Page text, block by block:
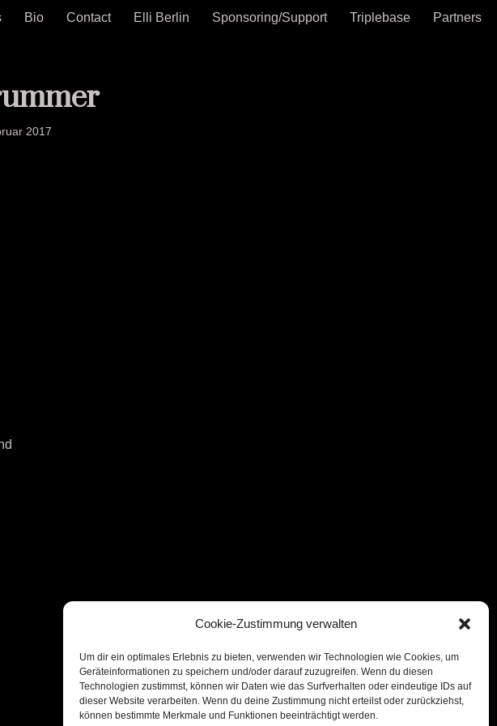
Cookie-Zustimmung verwalten
Um dir ein optimales Erlebnis zu bieten, verwenden wir Technologien wie Cookies, um
Geräteinformationen zu speichern und/oder darauf zuzugreifen. Wenn du diesen
Technologien zustimmst, können wir Daten wie das Surfverhalten oder eindeutige IDs auf
dieser Website verarbeiten. Wenn du deine Zustimmung nicht erteilst oder zurückziehst,
können bestimmte Merkmale und Funktionen beeinträchtigt werden.
Bio Contact Elli Berlin Sponsoring/Support Triplebase Partners
2017